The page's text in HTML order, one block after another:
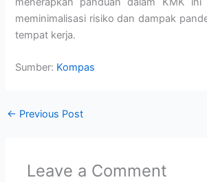
meminimalisasi risiko dan dampak
tempat kerja.
Sumber: Kompas
← Previous Post
Leave a Comment